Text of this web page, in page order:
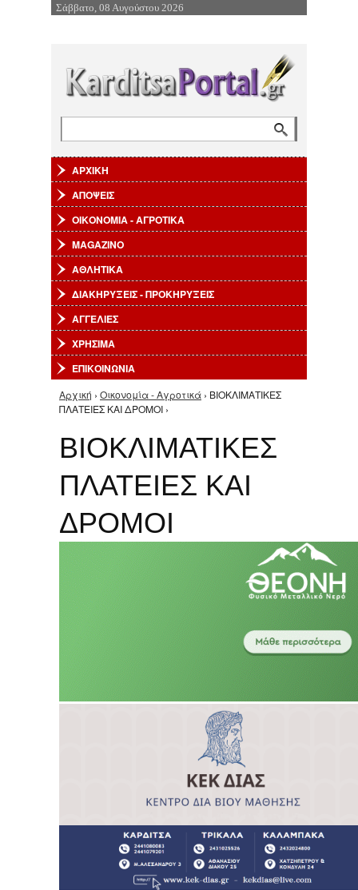
Επιστροφή στην Πλοήγηση
Σάββατο, 08 Αυγούστου 2026
ΑΡΧΙΚΗ
ΑΠΟΨΕΙΣ
ΟΙΚΟΝΟΜΙΑ - ΑΓΡΟΤΙΚΑ
MAGAZINO
ΑΘΛΗΤΙΚΑ
ΔΙΑΚΗΡΥΞΕΙΣ - ΠΡΟΚΗΡΥΞΕΙΣ
ΑΓΓΕΛΙΕΣ
ΧΡΗΣΙΜΑ
ΕΠΙΚΟΙΝΩΝΙΑ
Είστε εδώ
Αρχική › Οικονομία - Αγροτικά › ΒΙΟΚΛΙΜΑΤΙΚΕΣ
ΠΛΑΤΕΙΕΣ ΚΑΙ ΔΡΟΜΟΙ ›
ΒΙΟΚΛΙΜΑΤΙΚΕΣ
ΠΛΑΤΕΙΕΣ ΚΑΙ
ΔΡΟΜΟΙ